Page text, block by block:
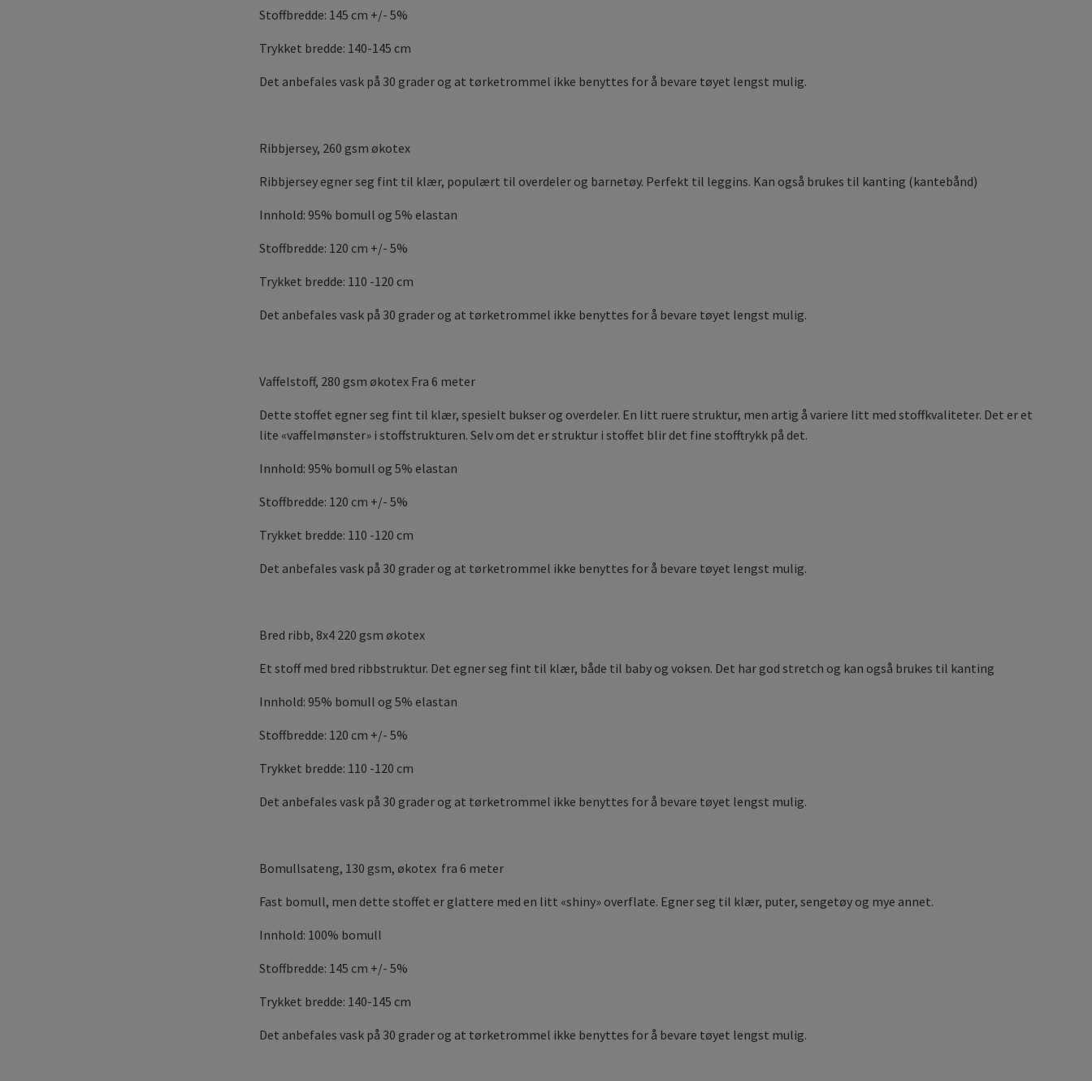
Stoffbredde: 145 cm +/- 5%
Trykket bredde: 140-145 cm
Det anbefales vask på 30 grader og at tørketrommel ikke benyttes for å bevare tøyet lengst mulig.
Ribbjersey, 260 gsm økotex
Ribbjersey egner seg fint til klær, populært til overdeler og barnetøy. Perfekt til leggins. Kan også brukes til kanting (kantebånd)
Innhold: 95% bomull og 5% elastan
Stoffbredde: 120 cm +/- 5%
Trykket bredde: 110 -120 cm
Det anbefales vask på 30 grader og at tørketrommel ikke benyttes for å bevare tøyet lengst mulig.
Vaffelstoff, 280 gsm økotex Fra 6 meter
Dette stoffet egner seg fint til klær, spesielt bukser og overdeler. En litt ruere struktur, men artig å variere litt med stoffkvaliteter. Det er et
lite «vaffelmønster» i stoffstrukturen. Selv om det er struktur i stoffet blir det fine stofftrykk på det.
Innhold: 95% bomull og 5% elastan
Stoffbredde: 120 cm +/- 5%
Trykket bredde: 110 -120 cm
Det anbefales vask på 30 grader og at tørketrommel ikke benyttes for å bevare tøyet lengst mulig.
Bred ribb, 8x4 220 gsm økotex
Et stoff med bred ribbstruktur. Det egner seg fint til klær, både til baby og voksen. Det har god stretch og kan også brukes til kanting
Innhold: 95% bomull og 5% elastan
Stoffbredde: 120 cm +/- 5%
Trykket bredde: 110 -120 cm
Det anbefales vask på 30 grader og at tørketrommel ikke benyttes for å bevare tøyet lengst mulig.
Bomullsateng, 130 gsm, økotex fra 6 meter
Fast bomull, men dette stoffet er glattere med en litt «shiny» overflate. Egner seg til klær, puter, sengetøy og mye annet.
Innhold: 100% bomull
Stoffbredde: 145 cm +/- 5%
Trykket bredde: 140-145 cm
Det anbefales vask på 30 grader og at tørketrommel ikke benyttes for å bevare tøyet lengst mulig.